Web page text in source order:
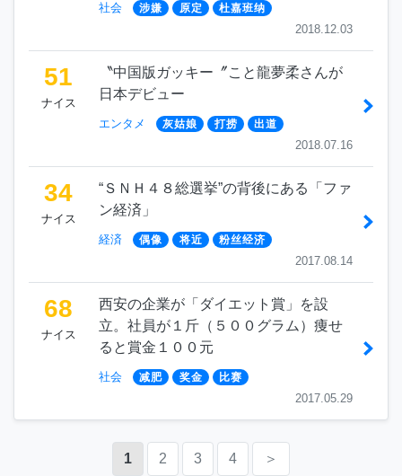
社会 涉嫌 原定 杜嘉班纳
2018.12.03
51
ナイス
〝中国版ガッキー〞こと龍夢柔さんが
日本デビュー
エンタメ 灰姑娘 打捞 出道
2018.07.16
34
ナイス
“ＳＮＨ４８総選挙”の背後にある「ファ
ン経済」
経済 偶像 将近 粉丝经济
2017.08.14
68
ナイス
西安の企業が「ダイエット賞」を設
立。社員が１斤（５００グラム）痩せ
ると賞金１００元
社会 减肥 奖金 比赛
2017.05.29
1 2 3 4 ＞